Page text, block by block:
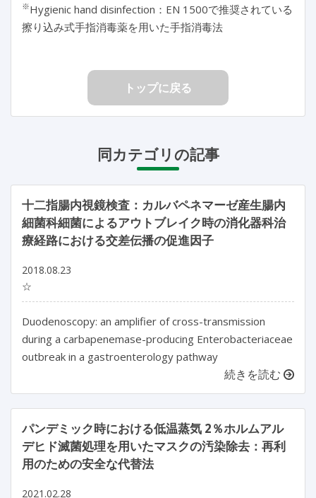
※Hygienic hand disinfection：EN 1500で推奨されている
擦り込み式手指消毒薬を用いた手指消毒法
トップに戻る
同カテゴリの記事
十二指腸内視鏡検査：カルバペネマーゼ産生腸内
細菌科細菌によるアウトブレイク時の消化器科治
療経路における交差伝播の促進因子
2018.08.23
☆
Duodenoscopy: an amplifier of cross-transmission
during a carbapenemase-producing Enterobacteriaceae
outbreak in a gastroenterology pathway
続きを読む
パンデミック時における低温蒸気 2％ホルムアル
デヒド滅菌処理を用いたマスクの汚染除去：再利
用のための安全な代替法
2021.02.28